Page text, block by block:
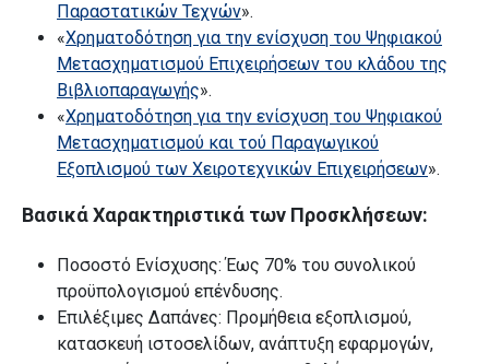
Παραστατικών Τεχνών».
«Χρηματοδότηση για την ενίσχυση του Ψηφιακού
Μετασχηματισμού Επιχειρήσεων του κλάδου της
Βιβλιοπαραγωγής».
«Χρηματοδότηση για την ενίσχυση του Ψηφιακού
Μετασχηματισμού και τού Παραγωγικού
Εξοπλισμού των Χειροτεχνικών Επιχειρήσεων».
Βασικά Χαρακτηριστικά των Προσκλήσεων:
Ποσοστό Ενίσχυσης: Έως 70% του συνολικού
προϋπολογισμού επένδυσης.
Επιλέξιμες Δαπάνες: Προμήθεια εξοπλισμού,
κατασκευή ιστοσελίδων, ανάπτυξη εφαρμογών,